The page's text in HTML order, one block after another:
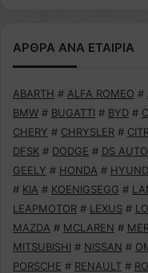
ΑΡΘΡΑ ΑΝΑ ΕΤΑΙΡΙΑ
ABARTH # ALFA ROMEO #
BMW # BUGATTI # BYD #
CHERY # CHRYSLER #
DFSK # DODGE # DS
GEELY # HONDA #
# KIA # KOENIGSEGG #
LEAPMOTOR # LEXUS #
MAZDA # MCLAREN #
MITSUBISHI # NISSAN #
PORSCHE # RENAULT #